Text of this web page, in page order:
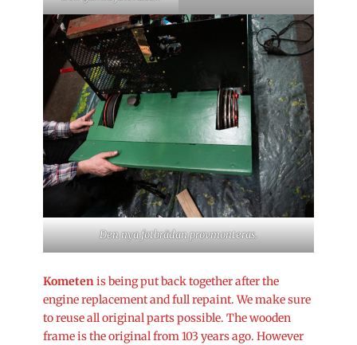
Den nya fotbrädan provmonteras.
Kometenis being put back together after the
engine replacement and full repaint. We make sure
to reuse all original parts possible. The wooden
frame is the original from 103 years ago. However